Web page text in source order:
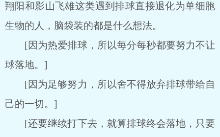
翔阳和影山飞雄这类遇到排球直接退化为单细胞
生物的人，脑袋装的都是什么想法。
[因为热爱排球，所以每分每秒都要努力不让
球落地。]
[因为足够努力，所以舍不得放弃排球带给自
己的一切。]
[还要继续打下去，就算排球终会落地，只要